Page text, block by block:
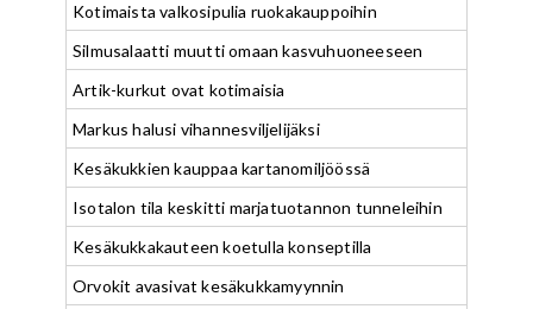
Kotimaista valkosipulia ruokakauppoihin
Silmusalaatti muutti omaan kasvuhuoneeseen
Artik-kurkut ovat kotimaisia
Markus halusi vihannesviljelijäksi
Kesäkukkien kauppaa kartanomiljöössä
Isotalon tila keskitti marjatuotannon tunneleihin
Kesäkukkakauteen koetulla konseptilla
Orvokit avasivat kesäkukkamyynnin